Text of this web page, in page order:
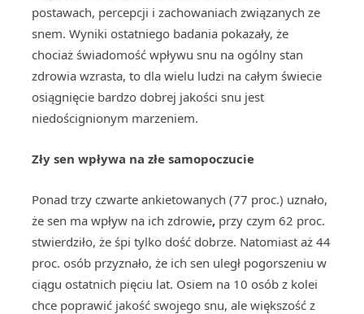
postawach, percepcji i zachowaniach związanych ze
snem. Wyniki ostatniego badania pokazały, że
chociaż świadomość wpływu snu na ogólny stan
zdrowia wzrasta, to dla wielu ludzi na całym świecie
osiągnięcie bardzo dobrej jakości snu jest
niedoścignionym marzeniem.
Zły sen wpływa na złe samopoczucie
Ponad trzy czwarte ankietowanych (77 proc.) uznało,
że sen ma wpływ na ich zdrowie, przy czym 62 proc.
stwierdziło, że śpi tylko dość dobrze. Natomiast aż 44
proc. osób przyznało, że ich sen uległ pogorszeniu w
ciągu ostatnich pięciu lat. Osiem na 10 osób z kolei
chce poprawić jakość swojego snu, ale większość z